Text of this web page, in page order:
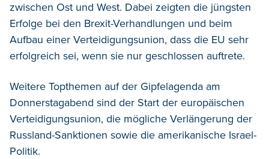
zwischen Ost und West. Dabei zeigten die jüngsten
Erfolge bei den Brexit-Verhandlungen und beim
Aufbau einer Verteidigungsunion, dass die EU sehr
erfolgreich sei, wenn sie nur geschlossen auftrete.
Weitere Topthemen auf der Gipfelagenda am
Donnerstagabend sind der Start der europäischen
Verteidigungsunion, die mögliche Verlängerung der
Russland-Sanktionen sowie die amerikanische Israel-
Politik.